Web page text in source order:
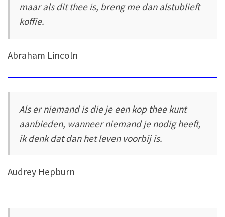
maar als dit thee is, breng me dan alstublieft
koffie.
Abraham Lincoln
Als er niemand is die je een kop thee kunt
aanbieden, wanneer niemand je nodig heeft,
ik denk dat dan het leven voorbij is.
Audrey Hepburn